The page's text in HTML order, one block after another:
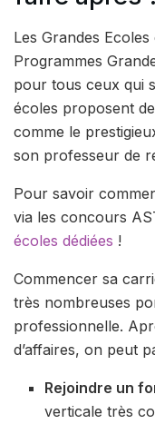
Les Grandes
Programmes
pour tous ceux qui
écoles proposent
comme le
son professeur de
Pour savoir
via les concours
écoles dédiées !
Commencer sa
très nombreuses
professionnelle.
d’affaires, on peut
Rejoindre un
verticale très